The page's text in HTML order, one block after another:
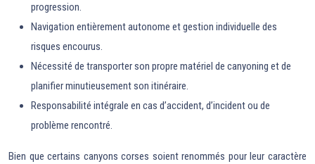
progression.
Navigation entièrement autonome et gestion individuelle des
risques encourus.
Nécessité de transporter son propre matériel de canyoning et de
planifier minutieusement son itinéraire.
Responsabilité intégrale en cas d’accident, d’incident ou de
problème rencontré.
Bien que certains canyons corses soient renommés pour leur caractère